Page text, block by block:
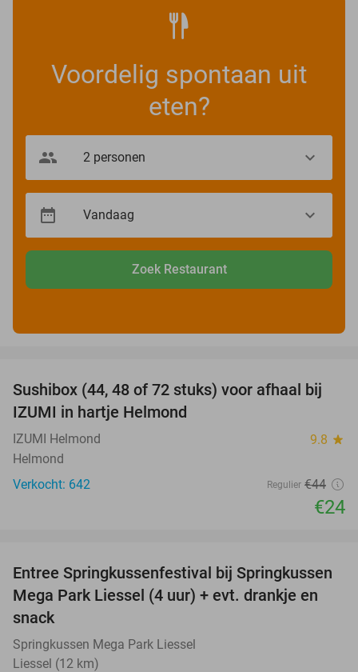
Voordelig spontaan uit
eten?
Zoek Restaurant
45%
Sushibox (44, 48 of 72 stuks) voor afhaal bij
IZUMI in hartje Helmond
IZUMI Helmond 9.8 star
Helmond
Verkocht: 642
Regulier €44
€24
53%
Entree Springkussenfestival bij Springkussen
Mega Park Liessel (4 uur) + evt. drankje en
snack
Springkussen Mega Park Liessel
Liessel (12 km)